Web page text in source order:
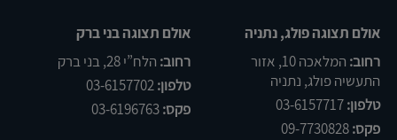
אולם תצוגה פולג, נתניה
רחוב:
המלאכה 10, אזור
התעשיה פולג, נתניה
טלפון:03-6157717
פקס:
אולם תצוגה בני ברק
רחוב: הלח”י 28, בני ברק
טלפון:03-6157702
פקס: